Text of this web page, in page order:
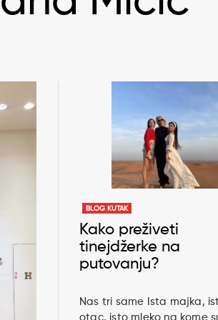
BLOG KUTAK
Kako preživeti
tinejdžerke na
putovanju?
Nas tri same Ista majka,
otac, isto mleko na kome